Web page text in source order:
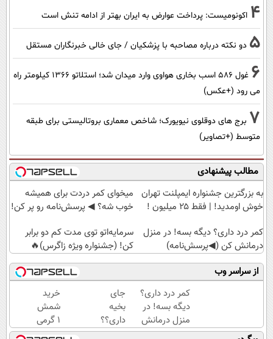
4 اکونومیست: پرداخت عوارض به ایران بهتر از ادامه تنش است
5 دو نکته درباره مصاحبه با پزشکیان / جای خالی خبرنگاران مستقل
6
غول 586 اسب بخاری هواوی وارد میدان شد؛ استلاتو 1366 کیلومتر راه
می رود (+عکس)
7 برج های دوقلوی نیویورک؛ شاخص معماری بروتالیستی برای طبقه
متوسط (+تصاویر)
مطالب پیشنهادی
به بزرگترین جشنواره ایمپلنت تهران
خوش اومدید! | فقط ۲۵ میلیون !
میخوای کمر دردت برای همیشه
خوب شه؟ ◀ پرسش‌نامه رو پر کن!
کمر درد داری؟ دیگه بسه! در منزل
درمانش کن (◀پرسش‌نامه)
سرمایه‌اتو توی مدت کم دو برابر
کن! (جشنواره ویژه زاگرس)🔥
از سراسر وب
کمر درد داری؟
دیگه بسه! در
منزل درمانش
کن
جای
بخیه
داری؟؟
فقط در
خرید
شمش
1 گرمی
از